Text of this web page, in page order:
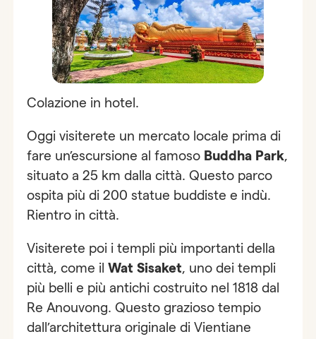
Colazione in hotel.
Oggi visiterete un mercato locale prima di
fare un’escursione al famoso Buddha Park,
situato a 25 km dalla città. Questo parco
ospita più di 200 statue buddiste e indù.
Rientro in città.
Visiterete poi i templi più importanti della
città, come ilWat Sisaket, uno dei templi
più belli e più antichi costruito nel 1818 dal
Re Anouvong. Questo grazioso tempio
dall’architettura originale di Vientiane